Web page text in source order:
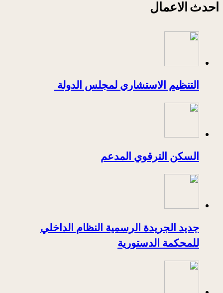
احدث الاعمال
التنظيم الاستشاري لمجلس الدولة
السكن الترقوي المدعم
جديد الجريدة الرسمية النظام الداخلي
للمحكمة الدستورية